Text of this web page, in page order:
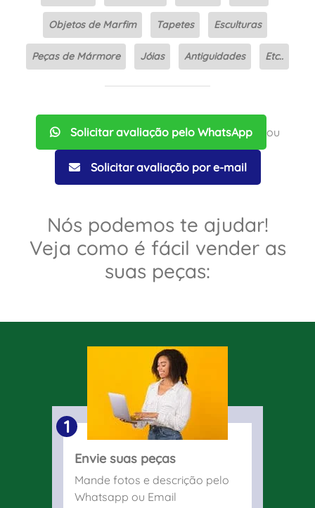
Objetos de Marfim Tapetes Esculturas
Peças de Mármore Jóias Antiguidades Etc..
Solicitar avaliação pelo WhatsApp ou
Solicitar avaliação por e-mail
Nós podemos te ajudar!
Veja como é fácil vender as
suas peças:
1
Envie suas peças
Mande fotos e descrição pelo
Whatsapp ou Email